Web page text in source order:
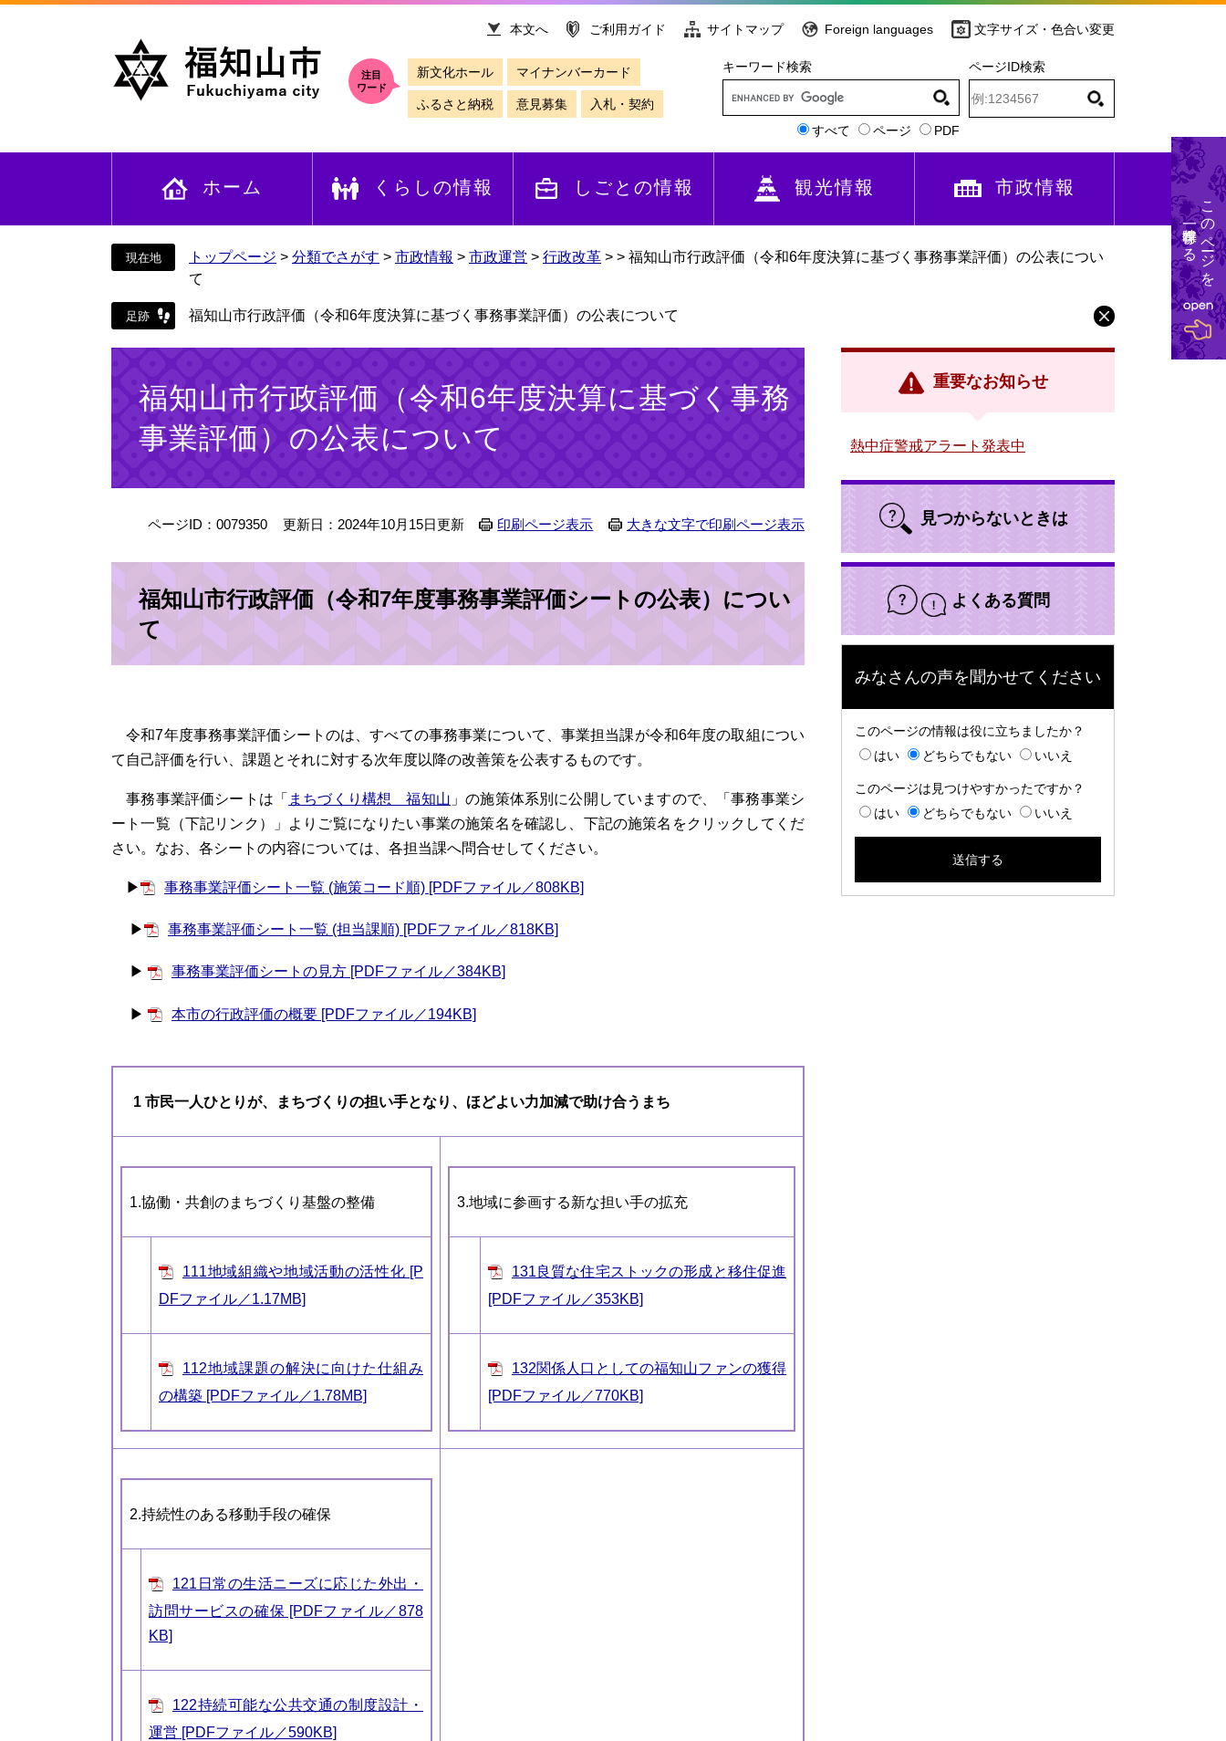
文
本文へ ご利用ガイド サイトマップ Foreign languages 文字サイズ・色合い変更
注目
ワード
新文化ホール マイナンバーカード
ふるさと納税 意見募集 入札・契約
キーワード検索
すべて ページ PDF
ページID検索
ホーム くらしの情報 しごとの情報 観光情報 市政情報
トップページ > 分類でさがす > 市政情報 > 市政運営 > 行政改革 > > 福知山市行政評価（令和6年度決算に基づく事務事業評価）の公表につい
て
福知山市行政評価（令和6年度決算に基づく事務事業評価）の公表について
福知山市行政評価（令和6年度決算に基づく事務
事業評価）の公表について
ページID：0079350 更新日：2024年10月15日更新 印刷ページ表示 大きな文字で印刷ページ表示
福知山市行政評価（令和7年度事務事業評価シートの公表）につい
て
令和7年度事務事業評価シートのは、すべての事務事業について、事業担当課が令和6年度の取組につい
て自己評価を行い、課題とそれに対する次年度以降の改善策を公表するものです。
事務事業評価シートは「 まちづくり構想 福知山 」の施策体系別に公開していますので、「事務事業シ
ート一覧（下記リンク）」よりご覧になりたい事業の施策名を確認し、下記の施策名をクリックしてくだ
さい。なお、各シートの内容については、各担当課へ問合せしてください。
▶ 事務事業評価シート一覧 (施策コード順) [PDFファイル／808KB]
▶​ 事務事業評価シート一覧 (担当課順) [PDFファイル／818KB]
▶ 事務事業評価シートの見方 [PDFファイル／384KB]
▶ 本市の行政評価の概要 [PDFファイル／194KB]
1 市民一人ひとりが、まちづくりの担い手となり、ほどよい力加減で助け合うまち
1.協働・共創のまちづくり基盤の整備
111地域組織や地域活動の活性化 [P
DFファイル／1.17MB]
112地域課題の解決に向けた仕組み
の構築 [PDFファイル／1.78MB]
3.地域に参画する新な担い手の拡充
131良質な住宅ストックの形成と移住促進
[PDFファイル／353KB]
132関係人口としての福知山ファンの獲得
[PDFファイル／770KB]
2.持続性のある移動手段の確保
121日常の生活ニーズに応じた外出・
訪問サービスの確保 [PDFファイル／878
KB]
122持続可能な公共交通の制度設計・
運営 [PDFファイル／590KB]
重要なお知らせ
熱中症警戒アラート発表中
見つからないときは
よくある質問
みなさんの声を聞かせてください
このページの情報は役に立ちましたか？
はい
どちらでもない いいえ
このページは見つけやすかったですか？
はい
どちらでもない いいえ
このページを
一時保存する